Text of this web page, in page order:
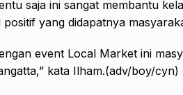
saja ini sangat membantu
yang didapatnya
event Local Market ini
kata Ilham.(adv/boy/cyn)